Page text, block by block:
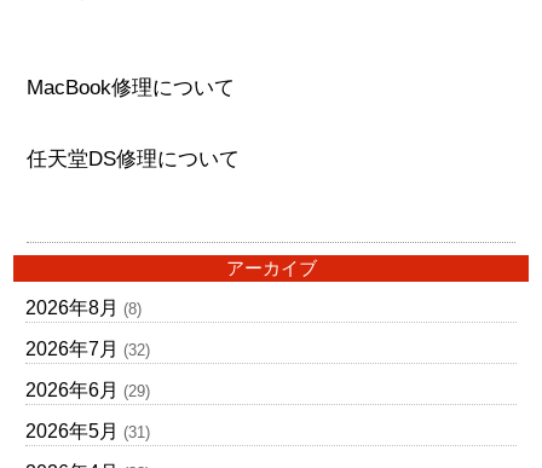
MacBook修理について
任天堂DS修理について
アーカイブ
2026年8月 (8)
2026年7月 (32)
2026年6月 (29)
2026年5月 (31)